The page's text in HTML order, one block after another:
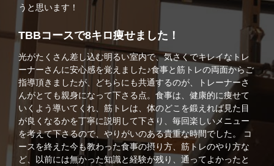
うと思います！
TBBコースで8キロ痩せました！
光がたくさん差し込む明るい室内で、気さくでキレイなトレ
ーナーさんに安心感を覚えました♪食事と筋トレの両面からご
指導頂きましたが、どちらにも共通するのが、トレーナーさ
んがとても親身になって下さる点。食事は、健康的に痩せて
いくよう導いてくれ、筋トレは、体のどこを鍛えれば見た目
が良くなるかを丁寧に説明して下さり、毎回楽しいメニュー
を考えて下さるので、やりがいのある貴重な時間でした。 コ
ースを終えた今も教わった食事の摂り方、筋トレのやり方な
ど、以前には無かった知識と経験が残り、通ってよかったと